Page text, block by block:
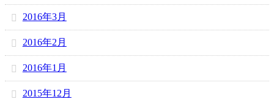
2016年3月
2016年2月
2016年1月
2015年12月